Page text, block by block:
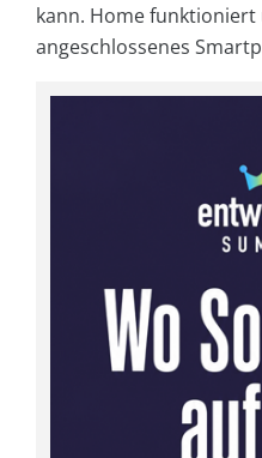
kann. Home
angeschlossenes